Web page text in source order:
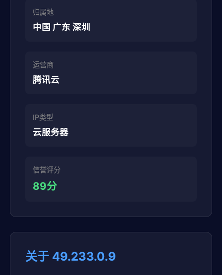
归属地
中国 广东 深圳
运营商
腾讯云
IP类型
云服务器
信誉评分
89分
关于 49.233.0.9